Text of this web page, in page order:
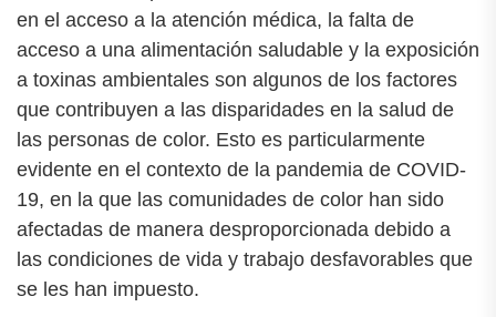
en el acceso a la atención médica, la falta de
acceso a una alimentación saludable y la exposición
a toxinas ambientales son algunos de los factores
que contribuyen a las disparidades en la salud de
las personas de color. Esto es particularmente
evidente en el contexto de la pandemia de COVID-
19, en la que las comunidades de color han sido
afectadas de manera desproporcionada debido a
las condiciones de vida y trabajo desfavorables que
se les han impuesto.